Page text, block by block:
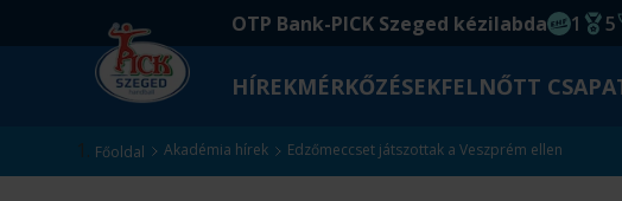
OTP Bank-PICK Szeged kézilabda
EHF
1 5
HÍREKMÉRKŐZÉSEKFELNŐTT
Főoldal Akadémia hírek Edzőmeccset játszottak a Veszprém ellen